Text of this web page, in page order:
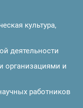
культура,
деятельности
организациями и
работников